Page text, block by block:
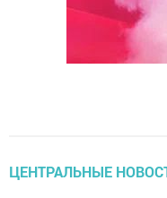
ЦЕНТРАЛЬНЫЕ